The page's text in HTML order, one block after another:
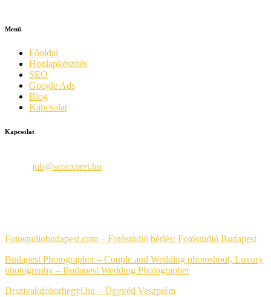
Menü
Főoldal
Honlapkészítés
SEO
Google Ads
Blog
Kapcsolat
Kapcsolat
juli@seoexpert.hu
Fotostudiobudapest.com – Fotóstúdió bérlés: Fotóstúdió Budapest
Budapest Photographer – Couple and Wedding photoshoot, Luxury
photography – Budapest Wedding Photographer
Drszivakdoborhegyi.hu – Ügyvéd Veszprém